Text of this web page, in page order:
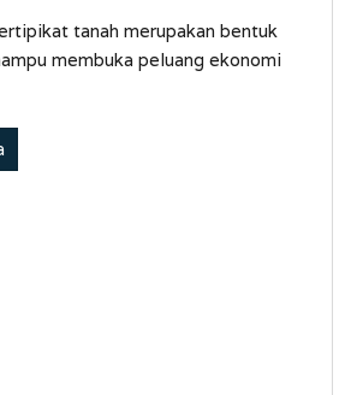
tanah merupakan bentuk
membuka peluang ekonomi